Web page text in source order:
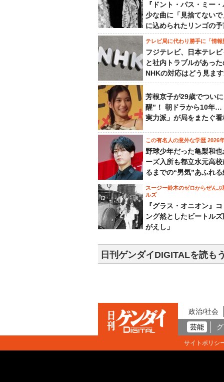
『ドント・パス・ミー
少な曲に「見捨てないで
に込められたリンゴの予
テレビ局に代わり勝手に「情報
フジテレビ、日本テレ
と社内トラブルがあっ
NHKの対応はどう見ます
芳根京子が29歳でつい
醒”！ 朝ドラから10年…
実力派」が局をまたぐ看
この有名人の意外な学歴 2026
野球少年だった亀梨和
ーズ入所も都立水元高
るまでの“男気”あふれ
スージー鈴木のゼロからぜんぶ
ルズ
『グラス・オニオン』
ング然としたビートル
がえし」
日刊ゲンダイDIGITALを読も
政治/社会
芸能
サイトポリシ